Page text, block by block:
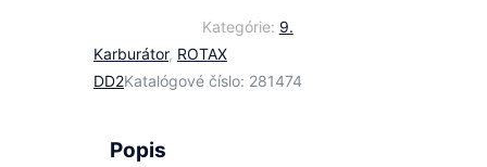
Kategórie: 9.
Karburátor, ROTAX
DD2Katalógové číslo: 281474
Popis